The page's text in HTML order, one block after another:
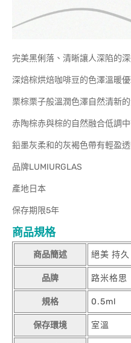
完美黑俐落、清晰讓人深陷的
深焙棕烘焙咖啡豆的色澤溫暖
栗棕栗子般溫潤色澤自然清新
赤陶棕赤與棕的自然融合低調
鉛墨灰柔和的灰褐色帶有輕盈
品牌LUMIURGLAS
產地日本
保存期限5年
商品規格
商品簡述 絕美 持
品牌 路米格思
規格 0.5ml
保存環境 室溫